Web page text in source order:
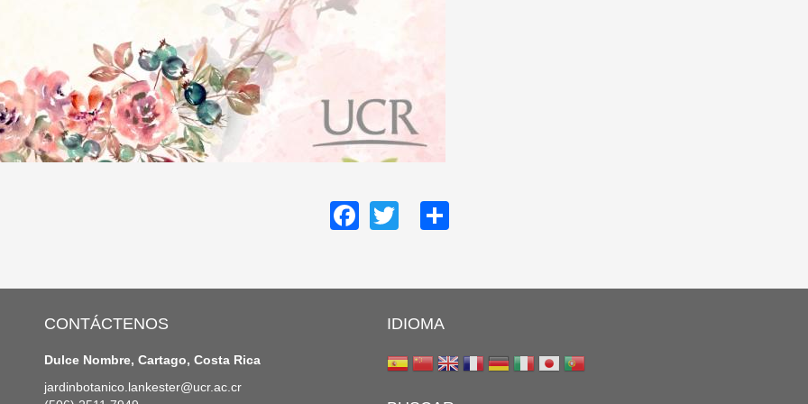
Facebook
TwitterShare
CONTÁCTENOS
Dulce Nombre, Cartago, Costa Rica
jardinbotanico.lankester@ucr.ac.cr
IDIOMA